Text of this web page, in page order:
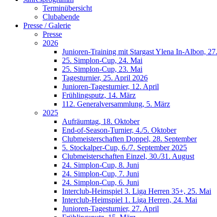
Terminübersicht
Clubabende
Presse / Galerie
Presse
2026
Junioren-Training mit Stargast Ylena In-Albon,
25. Simplon-Cup, 24. Mai
25. Simplon-Cup, 23. Mai
Tagesturnier, 25. April 2026
Junioren-Tagesturnier, 12. April
Frühlingsputz, 14. März
112. Generalversammlung, 5. März
2025
Aufräumtag, 18. Oktober
End-of-Season-Turnier, 4./5. Oktober
Clubmeisterschaften Doppel, 28. September
5. Stockalper-Cup, 6./7. September 2025
Clubmeisterschaften Einzel, 30./31. August
24. Simplon-Cup, 8. Juni
24. Simplon-Cup, 7. Juni
24. Simplon-Cup, 6. Juni
Interclub-Heimspiel 3. Liga Herren 35+, 25. Mai
Interclub-Heimspiel 1. Liga Herren, 24. Mai
Junioren-Tagesturnier, 27. April